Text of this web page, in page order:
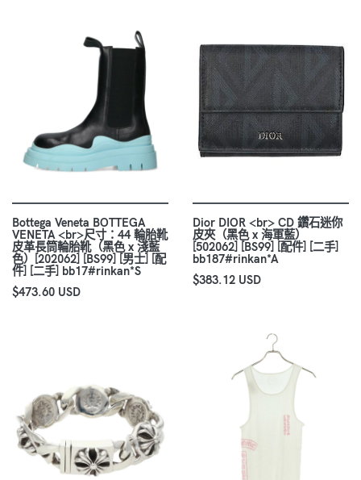
Bottega Veneta BOTTEGA
VENETA <br>尺寸：44 輪胎靴
皮革長筒輪胎靴（黑色 x 淺藍
色）[202062] [BS99] [男士] [配
件] [二手] bb17#rinkan*S
$473.60 USD
Dior DIOR <br> CD 鑽石迷你
皮夾（黑色 x 海軍藍）
[502062] [BS99] [配件] [二手]
bb187#rinkan*A
$383.12 USD